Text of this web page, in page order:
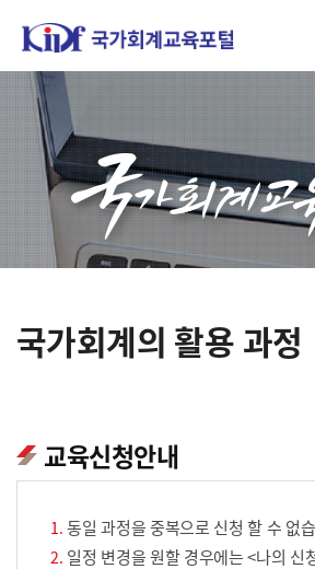
홈페이지가 새롭게 개편되었습니다.
한국조세재정연구원홈페이지가 새
국가회계의 활용 과정
교육신청안내
동일 과정을 중복으로 신청 할 수 없
일정 변경을 원할 경우에는 <나의 신